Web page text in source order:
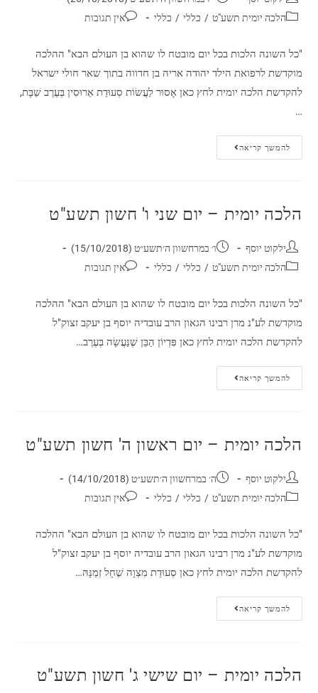
הלכה יומית תשע"ט / כללי / כללי אין תגובות
"כל השונה הלכות בכל יום מובטח לו שהוא בן העולם הבא" ההלכה
מוקדשת לרפואת הילד יהודה אריה בן חדווה בתוך שאר חולי ישראל
להקדשת הלכה יומית לחץ כאן אָסוּר לַעֲשׂוֹת סְעוּדַת אֵרוּסִין בְּעֶרֶב שַׁבָּת,
…
להמשך קריאה
הלכה יומית – יום שני ו' חשון תשע"ט
ילקוט יוסף
ו׳ במרחשוון ה׳תשע״ט (15/10/2018)
הלכה יומית תשע"ט / כללי / כללי אין תגובות
"כל השונה הלכות בכל יום מובטח לו שהוא בן העולם הבא" ההלכה
מוקדשת לע"נ מרן רבינו הגאון הרב עובדיה יוסף בן יעקב זצוק"ל
להקדשת הלכה יומית לחץ כאן פִּדְיוֹן הַבֵּן שֶׁנַּעֲשָׂה בְּעֶרֶב…
להמשך קריאה
הלכה יומית – יום ראשון ה' חשון תשע"ט
ילקוט יוסף
ה׳ במרחשוון ה׳תשע״ט (14/10/2018)
הלכה יומית תשע"ט / כללי / כללי אין תגובות
"כל השונה הלכות בכל יום מובטח לו שהוא בן העולם הבא" ההלכה
מוקדשת לע"נ מרן רבינו הגאון הרב עובדיה יוסף בן יעקב זצוק"ל
להקדשת הלכה יומית לחץ כאן סְעוּדַת מִצְוָה שֶׁחָל זְמַנָּהּ…
להמשך קריאה
הלכה יומית – יום שישי ג' חשון תשע"ט